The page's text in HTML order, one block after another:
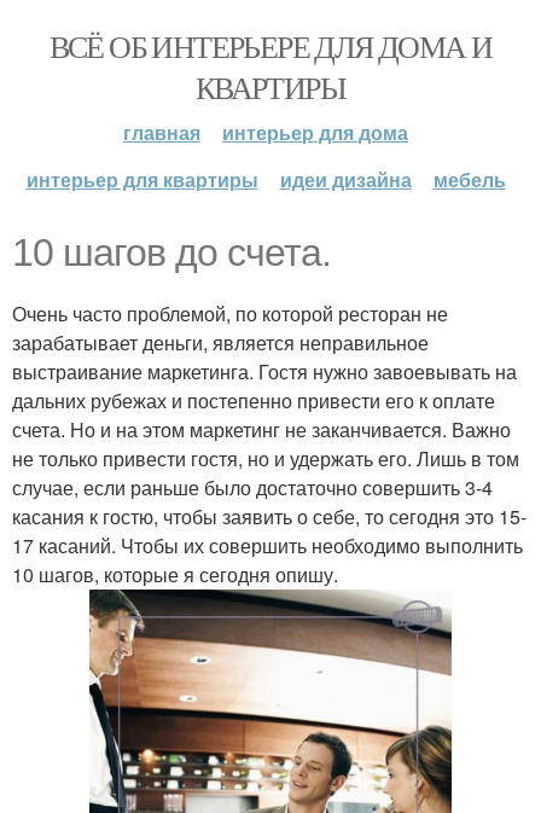
ВСЁ ОБ ИНТЕРЬЕРЕ ДЛЯ ДОМА И
КВАРТИРЫ
главная
интерьер для дома
интерьер для квартиры
идеи дизайна мебель
10 шагов до счета.
Очень часто проблемой, по которой ресторан не
зарабатывает деньги, является неправильное
выстраивание маркетинга. Гостя нужно завоевывать на
дальних рубежах и постепенно привести его к оплате
счета. Но и на этом маркетинг не заканчивается. Важно
не только привести гостя, но и удержать его. Лишь в том
случае, если раньше было достаточно совершить 3-4
касания к гостю, чтобы заявить о себе, то сегодня это 15-
17 касаний. Чтобы их совершить необходимо выполнить
10 шагов, которые я сегодня опишу.